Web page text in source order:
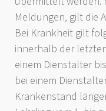
Meldungen, gilt die
Bei Krankheit gilt
innerhalb der
einem Dienstalter
bei einem
Krankenstand